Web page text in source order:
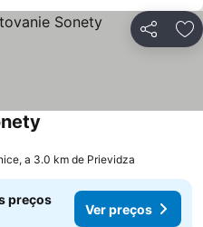
Partilhar
a 3.0 km de Prievidza
preços
Ver preços